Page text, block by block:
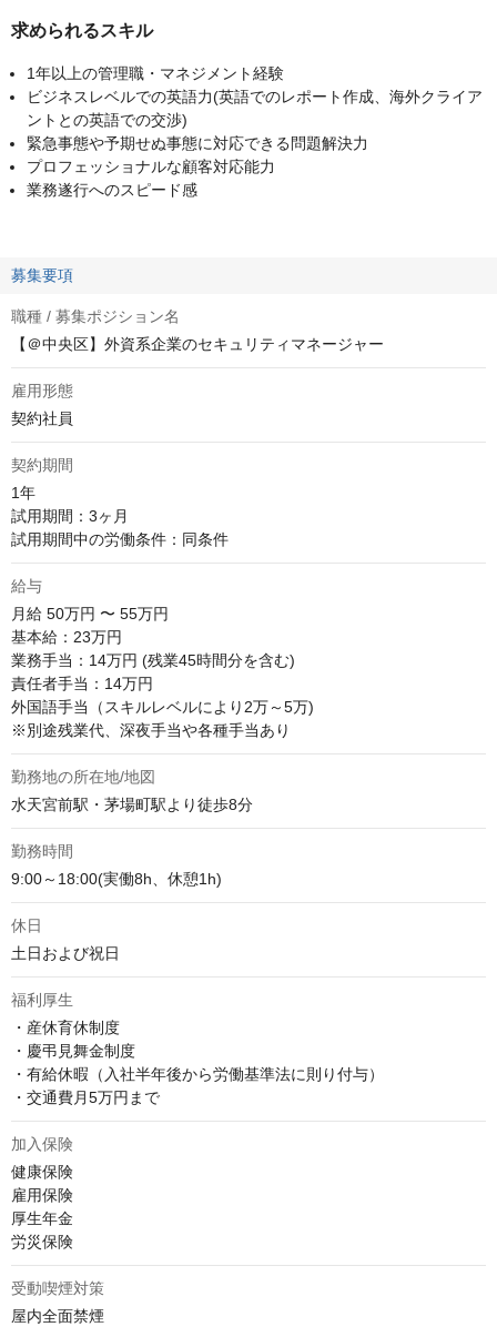
求められるスキル
1年以上の管理職・マネジメント経験
ビジネスレベルでの英語力(英語でのレポート作成、海外クライア
ントとの英語での交渉)
緊急事態や予期せぬ事態に対応できる問題解決力
プロフェッショナルな顧客対応能力
業務遂行へのスピード感
募集要項
職種 / 募集ポジション名
【＠中央区】外資系企業のセキュリティマネージャー
雇用形態
契約社員
契約期間
1年
試用期間：3ヶ月
試用期間中の労働条件：同条件
給与
月給 50万円 〜 55万円
基本給：23万円
業務手当：14万円 (残業45時間分を含む)
責任者手当：14万円
外国語手当（スキルレベルにより2万～5万)
※別途残業代、深夜手当や各種手当あり
勤務地の所在地/地図
水天宮前駅・茅場町駅より徒歩8分
勤務時間
9:00～18:00(実働8h、休憩1h)
休日
土日および祝日
福利厚生
・産休育休制度
・慶弔見舞金制度
・有給休暇（入社半年後から労働基準法に則り付与）
・交通費月5万円まで
加入保険
健康保険
雇用保険
厚生年金
労災保険
受動喫煙対策
屋内全面禁煙